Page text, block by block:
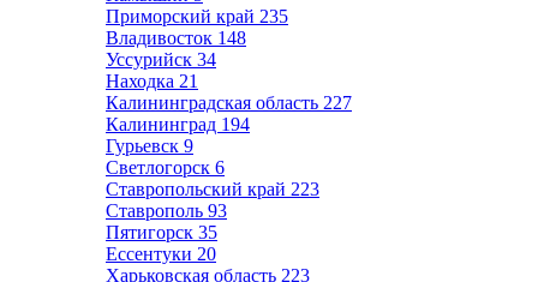
Приморский край 235
Владивосток 148
Уссурийск 34
Находка 21
Калининградская область 227
Калининград 194
Гурьевск 9
Светлогорск 6
Ставропольский край 223
Ставрополь 93
Пятигорск 35
Ессентуки 20
Харьковская область 223